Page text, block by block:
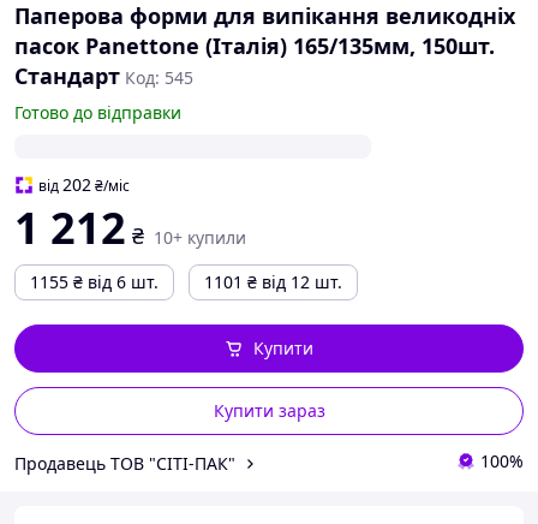
Паперова форми для випікання великодніх
пасок Panettone (Італія) 165/135мм, 150шт.
Стандарт Код: 545
Готово до відправки
від202₴/міс
1 212 ₴ 10+ купили
1155 ₴ від 6 шт. 1101 ₴ від 12 шт.
Купити зараз
Купити
Продавець ТОВ "СІТІ-ПАК" 100%